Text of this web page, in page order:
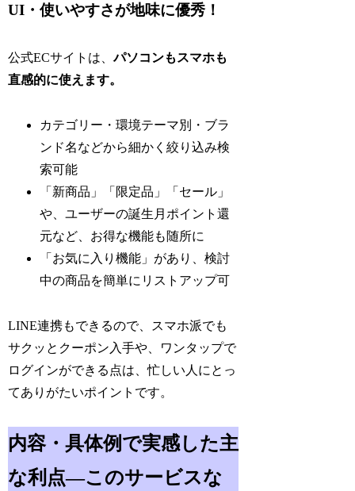
UI・使いやすさが地味に優秀！
公式ECサイトは、パソコンもスマホも
直感的に使えます。
カテゴリー・環境テーマ別・ブラ
ンド名などから細かく絞り込み検
索可能
「新商品」「限定品」「セール」
や、ユーザーの誕生月ポイント還
元など、お得な機能も随所に
「お気に入り機能」があり、検討
中の商品を簡単にリストアップ可
LINE連携もできるので、スマホ派でも
サクッとクーポン入手や、ワンタップで
ログインができる点は、忙しい人にとっ
てありがたいポイントです。
内容・具体例で実感した主
な利点―このサービスな